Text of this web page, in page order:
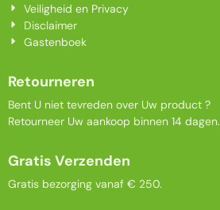
Veiligheid en Privacy
Disclaimer
Gastenboek
Retourneren
Bent U niet tevreden over Uw product ?
Retourneer Uw aankoop binnen 14 dagen.
Gratis Verzenden
Gratis bezorging vanaf € 250.